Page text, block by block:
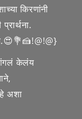
किरणांनी
केलंय
अशा